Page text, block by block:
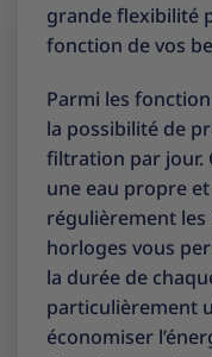
grande flexibilité
fonction de vos
Parmi les
la possibilité de
filtration par jour.
une eau propre
régulièrement les
horloges vous
la durée de
particulièrement
économiser